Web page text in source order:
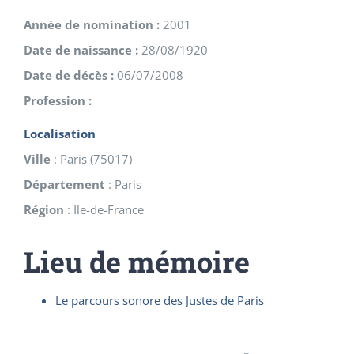
Année de nomination : 2001
Date de naissance : 28/08/1920
Date de décès : 06/07/2008
Profession :
Localisation
Ville : Paris (75017)
Département : Paris
Région : Ile-de-France
Lieu de mémoire
Le parcours sonore des Justes de Paris